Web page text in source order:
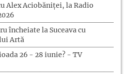
Alex Aciobăniței, la Radio
încheiate la Suceava cu
Artă
26 - 28 iunie? - TV